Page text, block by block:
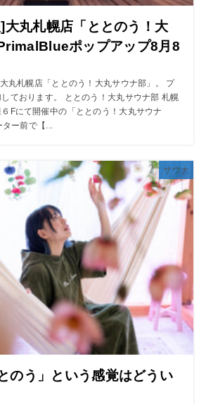
大丸札幌店「ととのう！大
ポップアップ8月8
丸札幌店「ととのう！大丸サウナ部」。 プ
ております。 ととのう！大丸サウナ部 札幌
Fにて開催中の「ととのう！大丸サウナ
ー前で【...
サウナ
のう」という感覚はどうい